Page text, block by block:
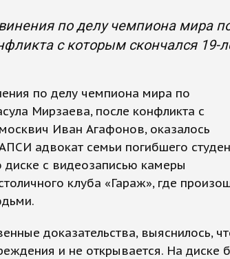
по делу чемпиона мира
с которым скончался 19-
по делу чемпиона мира по
Мирзаева, после конфликта с
Иван Агафонов, оказалось
адвокат семьи погибшего
диске с видеозаписью камеры
клуба «Гараж», где
доказательства, выяснилось,
и не открывается. На диске